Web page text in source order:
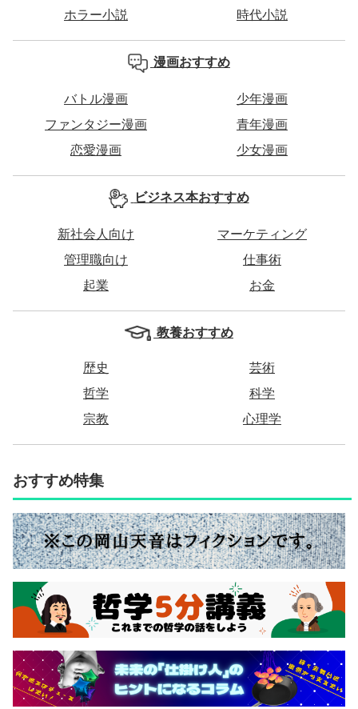
ホラー小説
時代小説
漫画おすすめ
バトル漫画
少年漫画
ファンタジー漫画
青年漫画
恋愛漫画
少女漫画
ビジネス本おすすめ
新社会人向け
マーケティング
管理職向け
仕事術
起業
お金
教養おすすめ
歴史
芸術
哲学
科学
宗教
心理学
おすすめ特集